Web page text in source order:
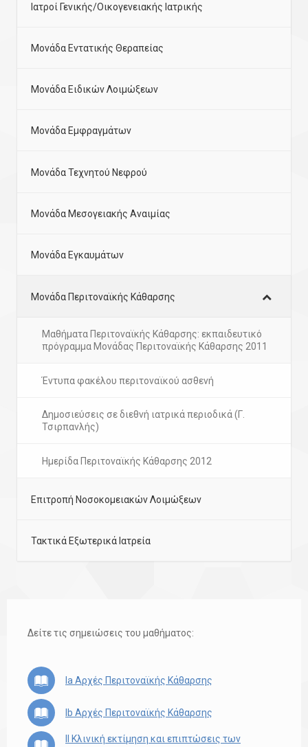
Ιατροί Γενικής/Οικογενειακής Ιατρικής
Μονάδα Εντατικής Θεραπείας
Μονάδα Ειδικών Λοιμώξεων
Μονάδα Εμφραγμάτων
Μονάδα Τεχνητού Νεφρού
Μονάδα Μεσογειακής Αναιμίας
Μονάδα Εγκαυμάτων
Μονάδα Περιτοναϊκής Κάθαρσης
Μαθήματα Περιτοναϊκής Κάθαρσης: εκπαιδευτικό
πρόγραμμα Μονάδας Περιτοναϊκής Κάθαρσης 2011
Έντυπα φακέλου περιτοναϊκού ασθενή
Δημοσιεύσεις σε διεθνή ιατρικά περιοδικά (Γ.
Τσιρπανλής)
Ημερίδα Περιτοναϊκής Κάθαρσης 2012
Επιτροπή Νοσοκομειακών Λοιμώξεων
Τακτικά Εξωτερικά Ιατρεία
Δείτε τις σημειώσεις του μαθήματος:
Ia Αρχές Περιτοναϊκής Κάθαρσης
Ib Αρχές Περιτοναϊκής Κάθαρσης
II Κλινική εκτίμηση και επιπτώσεις των